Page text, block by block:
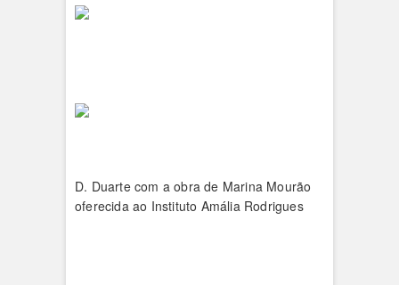
D. Duarte com a obra de Marina Mourão
oferecida ao Instituto Amália Rodrigues